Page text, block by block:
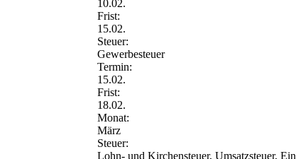
10.02.
Frist:
15.02.
Steuer:
Gewerbesteuer
Termin:
15.02.
Frist:
18.02.
Monat:
März
Steuer:
Lohn- und Kirchensteuer, Umsatzsteuer,